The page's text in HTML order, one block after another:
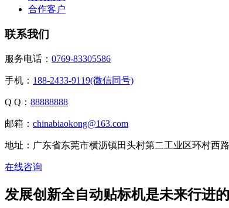
合作客户
联系我们
服务电话： 0769-83305586
手机： 188-2433-9119(微信同号)
Q Q： 88888888
邮箱： chinabiaokong@163.com
地址：广东省东莞市横沥镇田头村第二工业区环村西
在线咨询
发展创新全自动贴标机是未来行进